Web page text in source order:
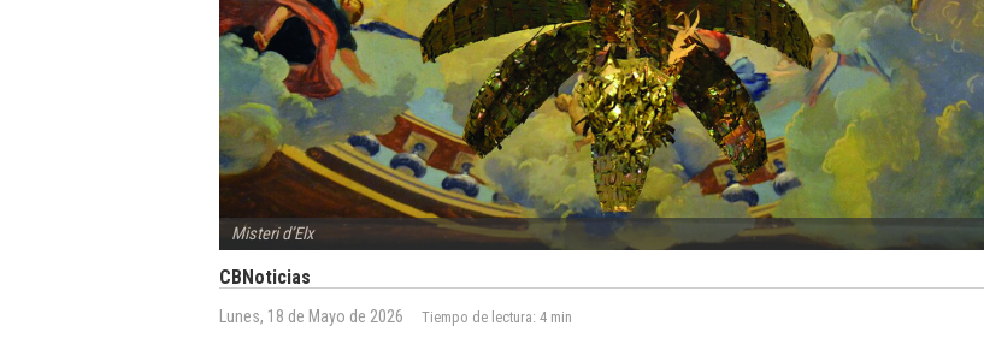
Misteri d’Elx
CBNoticias
Lunes, 18 de Mayo de 2026 Tiempo de lectura: 4 min